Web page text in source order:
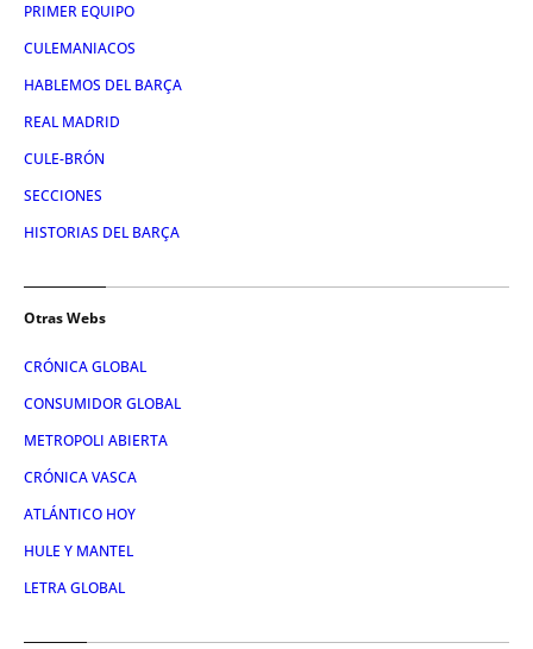
PRIMER EQUIPO
CULEMANIACOS
HABLEMOS DEL BARÇA
REAL MADRID
CULE-BRÓN
SECCIONES
HISTORIAS DEL BARÇA
Otras Webs
CRÓNICA GLOBAL
CONSUMIDOR GLOBAL
METROPOLI ABIERTA
CRÓNICA VASCA
ATLÁNTICO HOY
HULE Y MANTEL
LETRA GLOBAL